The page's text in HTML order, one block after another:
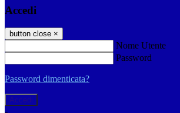
Accedi
button close ×
Nome Utente
Password
Password dimenticata?